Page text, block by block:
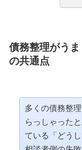
債務整理がう
の共通点
多くの債務整
らっしゃった
ている「どう